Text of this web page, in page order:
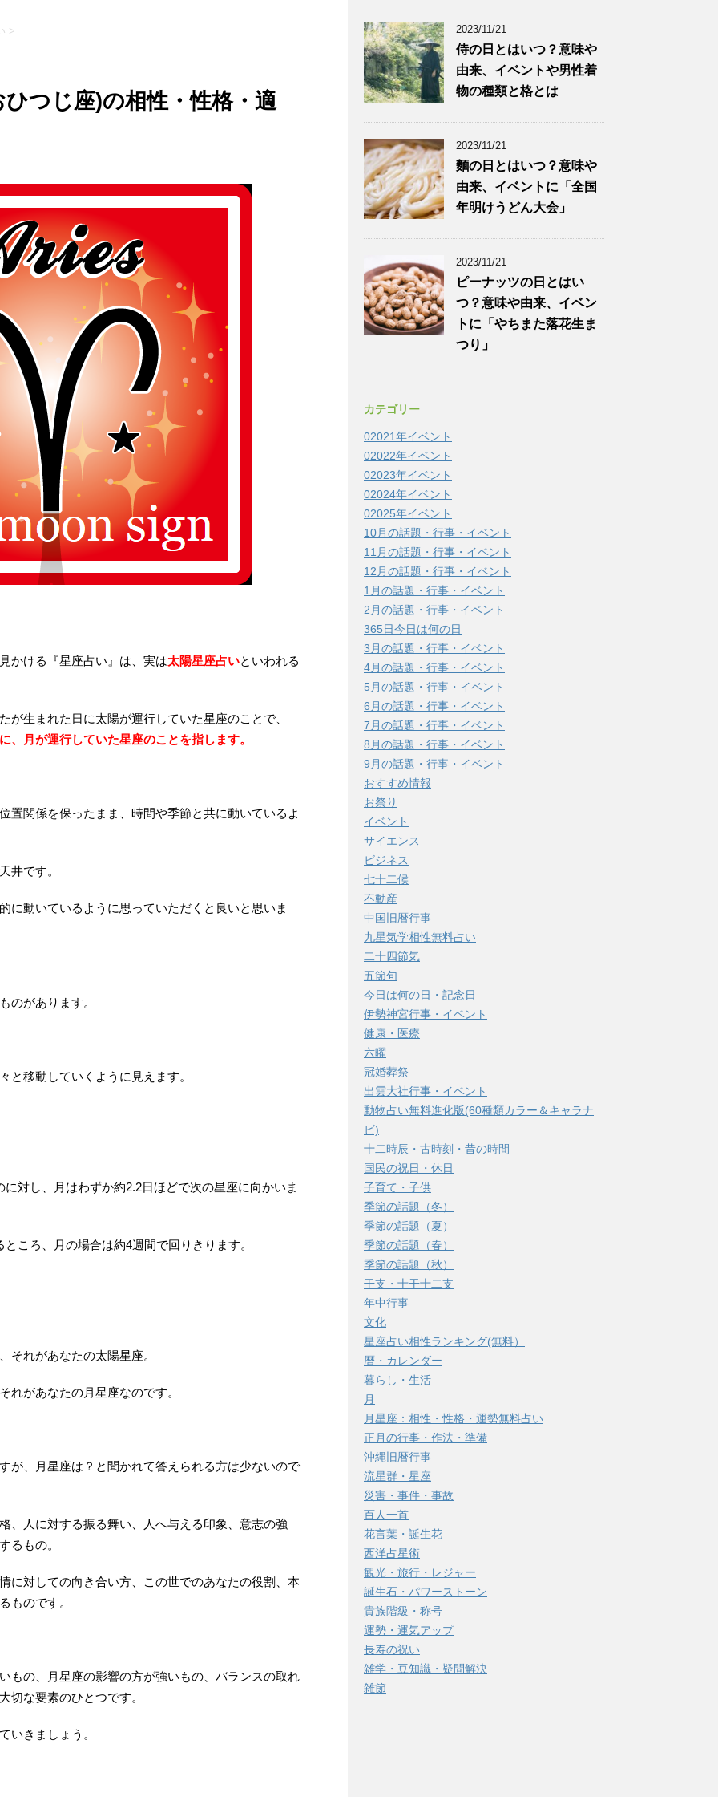
>
つじ座)の相性・性格・適
かける『星座占い』は、実は太陽星座占いといわれる
が生まれた日に太陽が運行していた星座のことで、
、月が運行していた星座のことを指します。
置関係を保ったまま、時間や季節と共に動いているよ
井です。
に動いているように思っていただくと良いと思いま
のがあります。
と移動していくように見えます。
対し、月はわずか約2.2日ほどで次の星座に向かいま
ころ、月の場合は約4週間で回りきります。
それがあなたの太陽星座。
れがあなたの月星座なのです。
が、月星座は？と聞かれて答えられる方は少ないので
、人に対する振る舞い、人へ与える印象、意志の強
るもの。
に対しての向き合い方、この世でのあなたの役割、本
ものです。
もの、月星座の影響の方が強いもの、バランスの取れ
切な要素のひとつです。
いきましょう。
2023/11/21
侍の日とはいつ？意味や
由来、イベントや男性着
物の種類と格とは
2023/11/21
麵の日とはいつ？意味や
由来、イベントに「全国
年明けうどん大会」
2023/11/21
ピーナッツの日とはい
つ？意味や由来、イベン
トに「やちまた落花生ま
つり」
カテゴリー
02021年イベント
02022年イベント
02023年イベント
02024年イベント
02025年イベント
10月の話題・行事・イベント
11月の話題・行事・イベント
12月の話題・行事・イベント
1月の話題・行事・イベント
2月の話題・行事・イベント
365日今日は何の日
3月の話題・行事・イベント
4月の話題・行事・イベント
5月の話題・行事・イベント
6月の話題・行事・イベント
7月の話題・行事・イベント
8月の話題・行事・イベント
9月の話題・行事・イベント
おすすめ情報
お祭り
イベント
サイエンス
ビジネス
七十二候
不動産
中国旧暦行事
九星気学相性無料占い
二十四節気
五節句
今日は何の日・記念日
伊勢神宮行事・イベント
健康・医療
六曜
冠婚葬祭
出雲大社行事・イベント
動物占い無料進化版(60種類カラー＆キャラナ
ビ)
十二時辰・古時刻・昔の時間
国民の祝日・休日
子育て・子供
季節の話題（冬）
季節の話題（夏）
季節の話題（春）
季節の話題（秋）
干支・十干十二支
年中行事
文化
星座占い相性ランキング(無料）
暦・カレンダー
暮らし・生活
月
月星座：相性・性格・運勢無料占い
正月の行事・作法・準備
沖縄旧暦行事
流星群・星座
災害・事件・事故
百人一首
花言葉・誕生花
西洋占星術
観光・旅行・レジャー
誕生石・パワーストーン
貴族階級・称号
運勢・運気アップ
長寿の祝い
雑学・豆知識・疑問解決
雑節